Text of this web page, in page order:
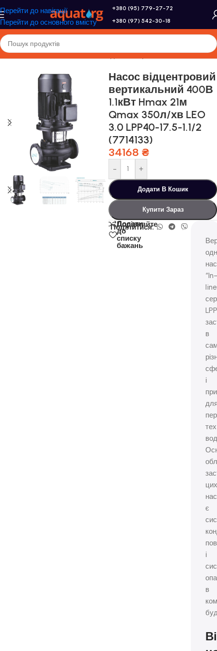
Перейти до навігації
Перейти до основного вмісту
+380 (95) 779-27-72
+380 (97) 542-30-18
Головна/Насоси та насосне обладнання/Промислові насоси
Насос відцентровий
вертикальний 400В
1.1кВт Hmax 21м
Qmax 350л/хв LEO
3.0 LPP40-17.5-1.1/2
(7714133)
34168 ₴
- +
Додати В Кошик
Купити Зараз
Порівняйте
Додати
до
списку
бажань
Поділитися:
“In-
LPP
в
і
цих
є
і
в